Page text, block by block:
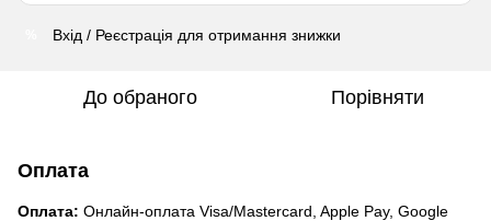
Вхід / Реєстрація для отримання знижки
До обраного Порівняти
Оплата
Оплата: Онлайн-оплата Visa/Mastercard, Apple Pay, Google